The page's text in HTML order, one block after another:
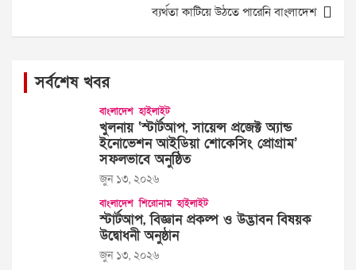
ব্যর্থতা কাটিয়ে উঠতে পারেনি বাংলাদেশ
সর্বশেষ খবর
বাংলাদেশ হাইলাইট
খুলনায় ‘স্টার্টআপ, সায়েন্স প্রজেক্ট অ্যান্ড
ইনোভেশন আইডিয়া শোকেসিং প্রোগ্রাম’
সফলভাবে অনুষ্ঠিত
জুন ১৩, ২০২৬
বাংলাদেশ শিরোনাম হাইলাইট
স্টার্টআপ, বিজ্ঞান প্রকল্প ও উদ্ভাবন বিষয়ক
উদ্বোধনী অনুষ্ঠান
জুন ১৩, ২০২৬